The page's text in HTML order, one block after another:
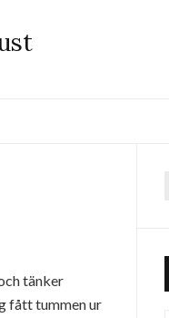
tänker
fått tummen ur